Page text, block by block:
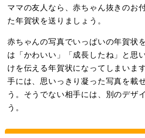
ママの友人なら、赤ちゃん抜きのお
た年賀状を送りましょう。
赤ちゃんの写真でいっぱいの年賀状
は「かわいい」「成長したね」と思
けを伝える年賀状になってしまいま
手には、思いっきり凝った写真を載
う。そうでない相手には、別のデザ
う。